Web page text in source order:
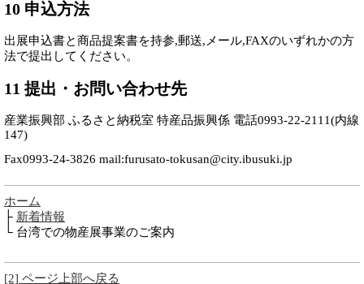
10 申込方法
出展申込書と商品提案書を持参,郵送,メール,FAXのいずれかの方
法で提出してください。
11 提出・お問い合わせ先
産業振興部 ふるさと納税室 特産品振興係 電話0993-22-2111(内線
147)
Fax0993-24-3826 mail:furusato-tokusan@city.ibusuki.jp
ホーム
├ 新着情報
└ 台湾での物産展事業のご案内
[2] ページ上部へ戻る